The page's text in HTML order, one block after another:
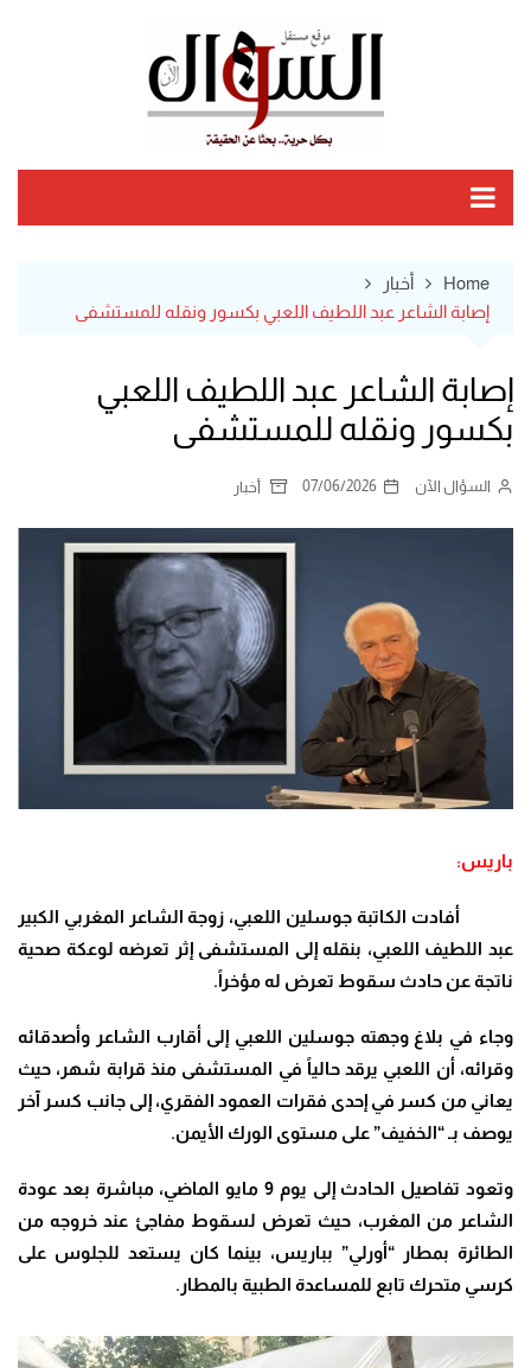
Home
أخبار
إصابة الشاعر عبد اللطيف اللعبي بكسور ونقله للمستشفى
إصابة الشاعر عبد اللطيف اللعبي
بكسور ونقله للمستشفى
السؤال الآن 07/06/2026 أخبار
باريس:
أفادت الكاتبة جوسلين اللعبي، زوجة الشاعر المغربي الكبير
عبد اللطيف اللعبي، بنقله إلى المستشفى إثر تعرضه لوعكة صحية
ناتجة عن حادث سقوط تعرض له مؤخراً.
وجاء في بلاغ وجهته جوسلين اللعبي إلى أقارب الشاعر وأصدقائه
وقرائه، أن اللعبي يرقد حالياً في المستشفى منذ قرابة شهر، حيث
يعاني من كسر في إحدى فقرات العمود الفقري، إلى جانب كسر آخر
يوصف بـ “الخفيف” على مستوى الورك الأيمن.
وتعود تفاصيل الحادث إلى يوم 9 مايو الماضي، مباشرة بعد عودة
الشاعر من المغرب، حيث تعرض لسقوط مفاجئ عند خروجه من
الطائرة بمطار “أورلي” بباريس، بينما كان يستعد للجلوس على
كرسي متحرك تابع للمساعدة الطبية بالمطار .